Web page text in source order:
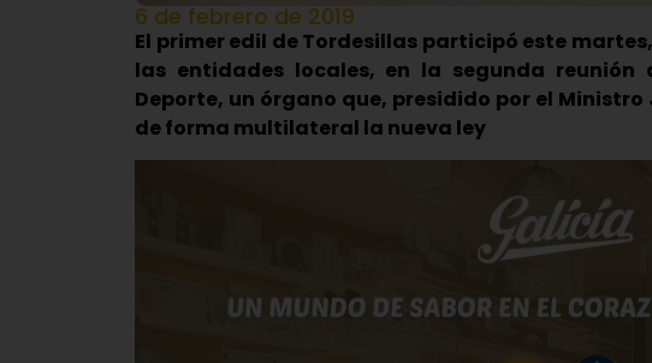
6 de febrero de 2019
El primer edil de Tordesillas participó este
las entidades locales, en la segunda reunión
Deporte, un órgano que, presidido por el
de forma multilateral la nueva ley